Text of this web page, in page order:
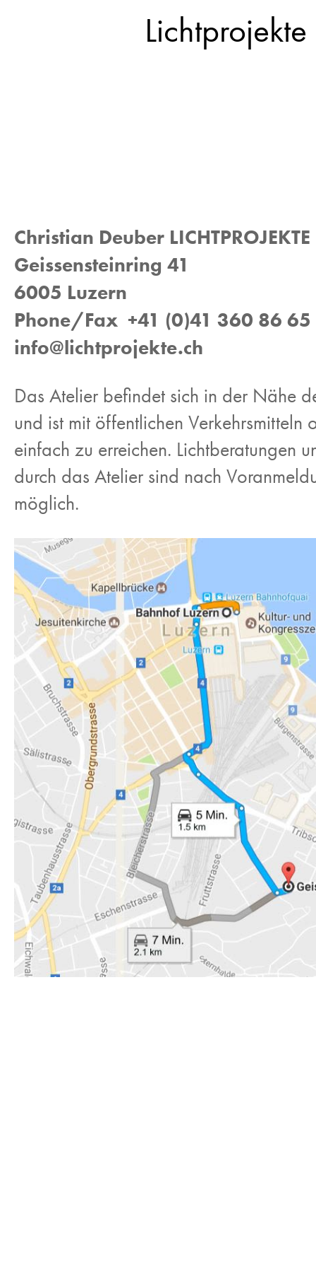
Lichtprojekte
Christian Deuber LICHTPROJEKTE
Geissensteinring 41
6005 Luzern
Phone/Fax +41 (0)41 360 86 65
info@lichtprojekte.ch
Das Atelier befindet sich in der Nähe
und ist mit öffentlichen Verkehrsmitteln
einfach zu erreichen. Lichtberatungen
durch das Atelier sind nach
möglich.